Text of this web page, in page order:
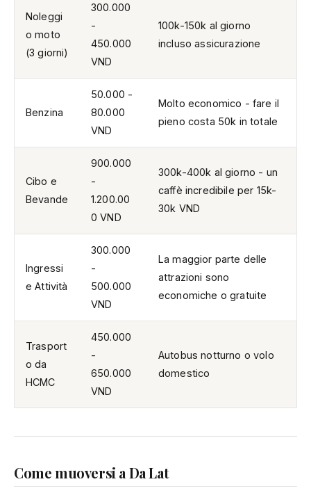
Noleggi
o moto
(3 giorni)
300.000
-
450.000
VND
100k-150k al giorno
incluso assicurazione
Benzina
50.000 -
80.000
VND
Molto economico - fare il
pieno costa 50k in totale
Cibo e
Bevande
900.000
-
1.200.00
0 VND
300k-400k al giorno - un
caffè incredibile per 15k-
30k VND
Ingressi
e Attività
300.000
-
500.000
VND
La maggior parte delle
attrazioni sono
economiche o gratuite
Trasport
o da
HCMC
450.000
-
650.000
VND
Autobus notturno o volo
domestico
Come muoversi a Da Lat